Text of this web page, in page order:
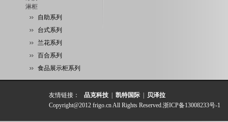
淋柜
自助系列
台式系列
兰花系列
百合系列
食品展示柜系列
友情链接： 品克科技 凯特国际
贝泽拉
Copyright@2012 frigo.cn All Rights Reserved.浙ICP备13008233号-1